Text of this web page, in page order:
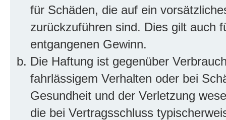
für Schäden, die auf ein
zurückzuführen sind. Dies gilt auch
entgangenen Gewinn.
Die Haftung ist gegenüber
fahrlässigem Verhalten oder bei
Gesundheit und der Verletzung
die bei Vertragsschluss